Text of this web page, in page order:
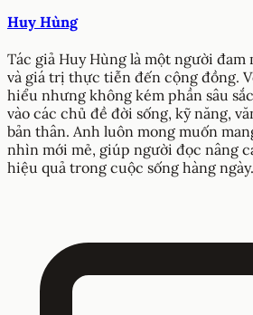
Huy Hùng
Tác giả Huy Hùng là một người
và giá trị thực tiễn đến cộng đồng.
hiểu nhưng không kém phần sâu
vào các chủ đề đời sống, kỹ năng,
bản thân. Anh luôn mong muốn
nhìn mới mẻ, giúp người đọc nâng
hiệu quả trong cuộc sống hàng ngày.